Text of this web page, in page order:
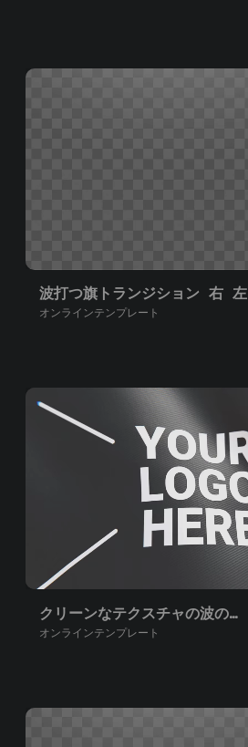
波打つ旗トランジション 右 左
オンラインテンプレート
クリーンなテクスチャの波の旗ループ
オンラインテンプレート